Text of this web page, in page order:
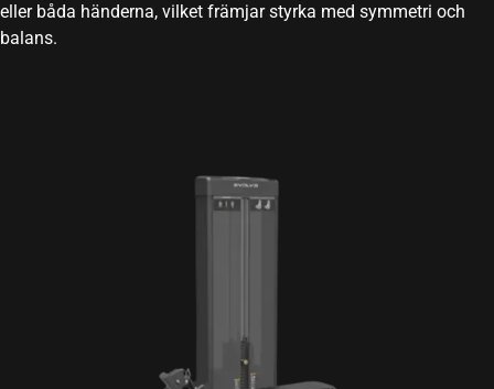
eller båda händerna, vilket främjar styrka med symmetri och
balans.